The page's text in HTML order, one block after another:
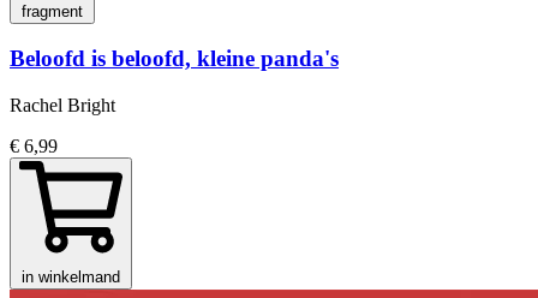
fragment
Beloofd is beloofd, kleine panda's
Rachel Bright
€ 6,99
in winkelmand